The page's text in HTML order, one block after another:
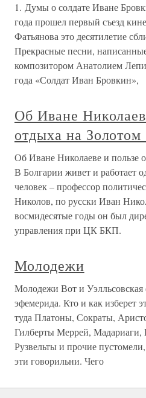
1. Думы о солдате Иване
года прошел первый съезд
Фатьянова это десятилетие
Прекрасные песни,
композитором Анатолием
года «Солдат Иван Бровкин»,
Об Иване
отдыха на Золотом
Об Иване Николаеве и пользе
В Болгарии живет и работает
человек – профессор
Николов, по русски Иван
восмидесятые годы он был
управления при ЦК БКП.
Молодежи
Молодежи Вот и
эфемерида. Кто и как изберет
туда Платоны, Сократы,
Гилберты Меррей, Мадариаги,
Рузвельты и прочие
эти говорильни. Чего